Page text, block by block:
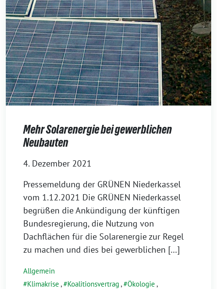
Mehr Solarenergie bei gewerblichen
Neubauten
4. Dezember 2021
Pressemeldung der GRÜNEN Niederkassel
vom 1.12.2021 Die GRÜNEN Niederkassel
begrüßen die Ankündigung der künftigen
Bundesregierung, die Nutzung von
Dachflächen für die Solarenergie zur Regel
zu machen und dies bei gewerblichen […]
Allgemein
Klimakrise , Koalitionsvertrag , Ökologie ,